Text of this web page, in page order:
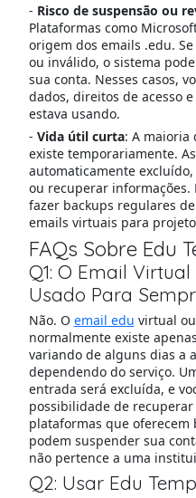
- Risco de suspensão ou
Plataformas como
origem dos emails .edu.
ou inválido, o sistema
sua conta. Nesses casos,
dados, direitos de acesso
estava usando.
- Vida útil curta: A maioria
existe temporariamente.
automaticamente
ou recuperar informações.
fazer backups regulares
emails virtuais para
FAQs Sobre Edu
Q1: O Email
Usado Para
Não. O email edu virtual
normalmente existe
variando de alguns dias a
dependendo do serviço.
entrada será excluída, e
possibilidade de recuperar
plataformas que
podem suspender sua
não pertence a uma
Q2: Usar Edu